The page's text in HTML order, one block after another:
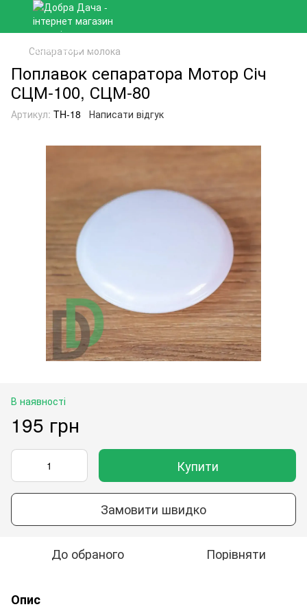
Сепаратори молока
Поплавок сепаратора Мотор Січ
СЦМ-100, СЦМ-80
Артикул: TH-18 Написати відгук
В наявності
195 грн
Купити
Замовити швидко
До обраного Порівняти
Опис